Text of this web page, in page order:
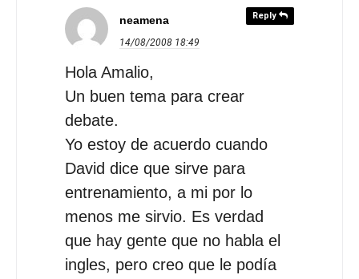
Reply
neamena
14/08/2008 18:49
Hola Amalio,
Un buen tema para crear
debate.
Yo estoy de acuerdo cuando
David dice que sirve para
entrenamiento, a mi por lo
menos me sirvio. Es verdad
que hay gente que no habla el
ingles, pero creo que le podía